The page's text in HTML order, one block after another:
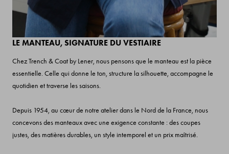
LE MANTEAU, SIGNATURE DU VESTIAIRE
Chez Trench & Coat by Lener, nous pensons que le manteau est la pièce
essentielle. Celle qui donne le ton, structure la silhouette, accompagne le
quotidien et traverse les saisons.​
Depuis 1954, au cœur de notre atelier dans le Nord de la France, nous
concevons des manteaux avec une exigence constante : des coupes
justes, des matières durables, un style intemporel et un prix maîtrisé.​